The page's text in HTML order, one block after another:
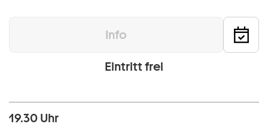
Info
Eintritt frei
19.30 Uhr